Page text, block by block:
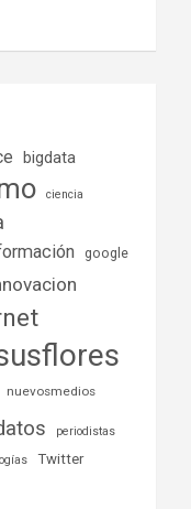
bigdata
ciencia
google
nuevosmedios
periodistas
Twitter